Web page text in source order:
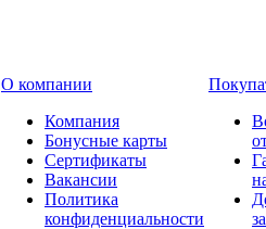
О компании
Компания
Бонусные карты
Сертификаты
Вакансии
Политика
конфиденциальности